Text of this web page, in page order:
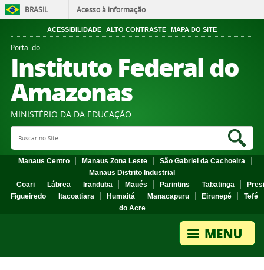
BRASIL Acesso à informação
ACESSIBILIDADE ALTO CONTRASTE MAPA DO SITE
Portal do
Instituto Federal do
Amazonas
MINISTÉRIO DA DA EDUCAÇÃO
Search Site
Manaus Centro Manaus Zona Leste
São Gabriel da Cachoeira
Manaus Distrito Industrial
Coari
Lábrea Iranduba Maués Parintins Tabatinga
Figueiredo
Itacoatiara Humaitá Manacapuru Eirunepé
Tefé
do Acre